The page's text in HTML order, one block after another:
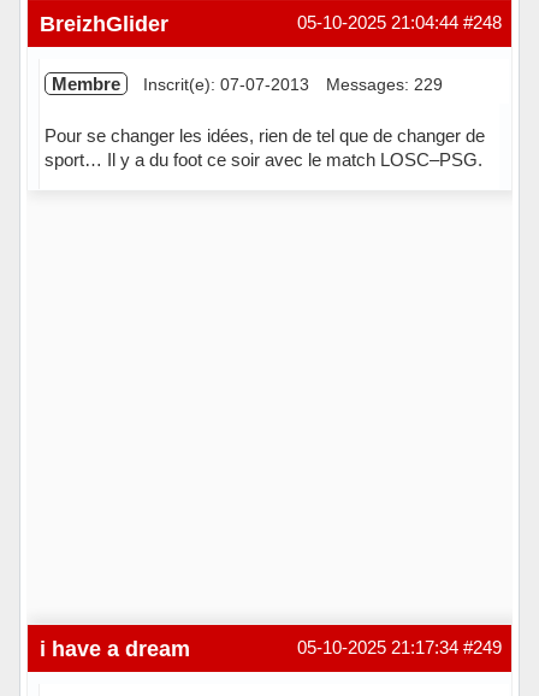
Hors ligne #248
05-10-2025 21:04:44
BreizhGlider
Membre Inscrit(e): 07-07-2013 Messages: 229
Pour se changer les idées, rien de tel que de changer de
sport… Il y a du foot ce soir avec le match LOSC–PSG.
#249
05-10-2025 21:17:34
i have a dream